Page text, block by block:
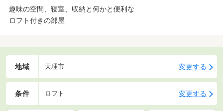
趣味の空間、寝室、収納と何かと便利な
ロフト付きの部屋
地域 天理市 変更する
条件 ロフト 変更する